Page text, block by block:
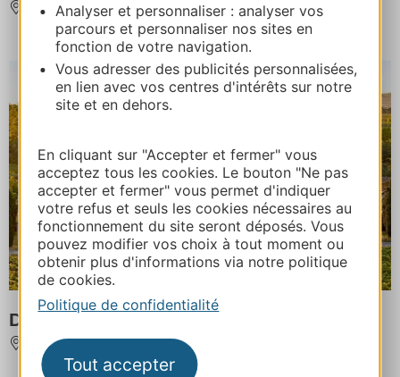
Analyser et personnaliser : analyser vos
parcours et personnaliser nos sites en
fonction de votre navigation.
Vous adresser des publicités personnalisées,
en lien avec vos centres d'intérêts sur notre
site et en dehors.
En cliquant sur "Accepter et fermer" vous
acceptez tous les cookies. Le bouton "Ne pas
accepter et fermer" vous permet d'indiquer
votre refus et seuls les cookies nécessaires au
fonctionnement du site seront déposés. Vous
pouvez modifier vos choix à tout moment ou
obtenir plus d'informations via notre politique
de cookies.
Politique de confidentialité
Tout accepter
FONT-ROMEU-ODEILLO-VIA
DOMAINE DE L'HERBE SAINTE
MIREPEISSET